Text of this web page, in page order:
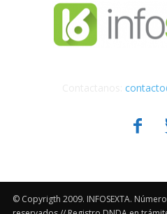
© Copyrigth 2009. INFOSEXTA.